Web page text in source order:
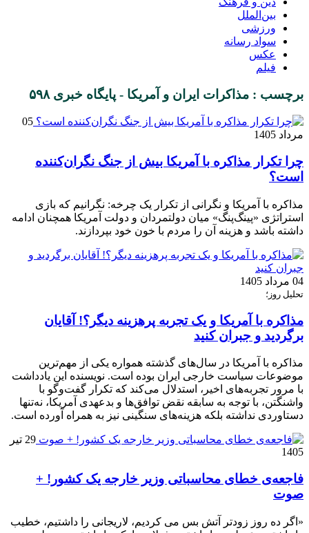
بین‌الملل
ورزشی
سواد رسانه
عکس
فیلم
برچسب : مذاکرات ایران و آمریکا - پایگاه خبری ۵۹۸
05
مرداد 1405
چرا تکرار مذاکره با آمریکا بیش از جنگ نگران‌کننده
است؟
مذاکره با آمریکا و نگرانی از تکرار یک چرخه: نگرانیم که بازی
استراتژی «پینگ‌پنگ» میان دولتمردان و دولت آمریکا همچنان ادامه
داشته باشد و هزینه آن را مردم با خون خود بپردازند.
04 مرداد 1405
تحلیل روز؛
مذاکره با آمریکا و یک تجربه پرهزینه دیگر؟! آقایان
برگردید و جبران کنید
مذاکره با آمریکا در سال‌های گذشته همواره یکی از مهم‌ترین
موضوعات سیاست خارجی ایران بوده است. نویسنده این یادداشت
با مرور تجربه‌های اخیر، استدلال می‌کند که تکرار گفت‌وگو با
واشنگتن، با توجه به سابقه نقض توافق‌ها و بدعهدی آمریکا، نه‌تنها
دستاوردی نداشته بلکه هزینه‌های سنگینی نیز به همراه آورده است.
29 تیر
1405
فاجعه‌ی خطای محاسباتی وزیر خارجه یک کشور! +
صوت
«اگر ده روز زودتر آتش بس می کردیم، لاریجانی را داشتیم، خطیب